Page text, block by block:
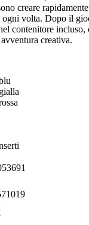
creare
ogni volta. Dopo il
contenitore incluso,
creativa.